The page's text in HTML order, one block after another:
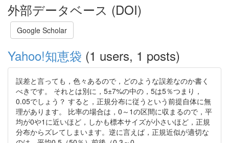
外部データベース (DOI)
Google Scholar
Yahoo!知恵袋 (1 users, 1 posts)
誤差と言っても，色々あるので，どのような誤差なのか書く
べきです。 それとは別に，5±7%の中の，5は5％つまり，
0.05でしょう？ すると，正規分布に従うという前提自体に無
理があります。 比率の場合は，0～1の区間に収まるので，平
均が0や1に近いほど，しかも標本サイズが小さいほど，正規
分布からズレてしまいます。逆に言えば，正規近似が適切な